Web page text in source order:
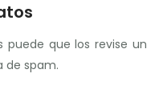
puede que los revise un
de spam.